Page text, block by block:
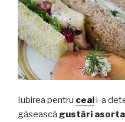
Iubirea pentru ceaii-a
găseascăgustări